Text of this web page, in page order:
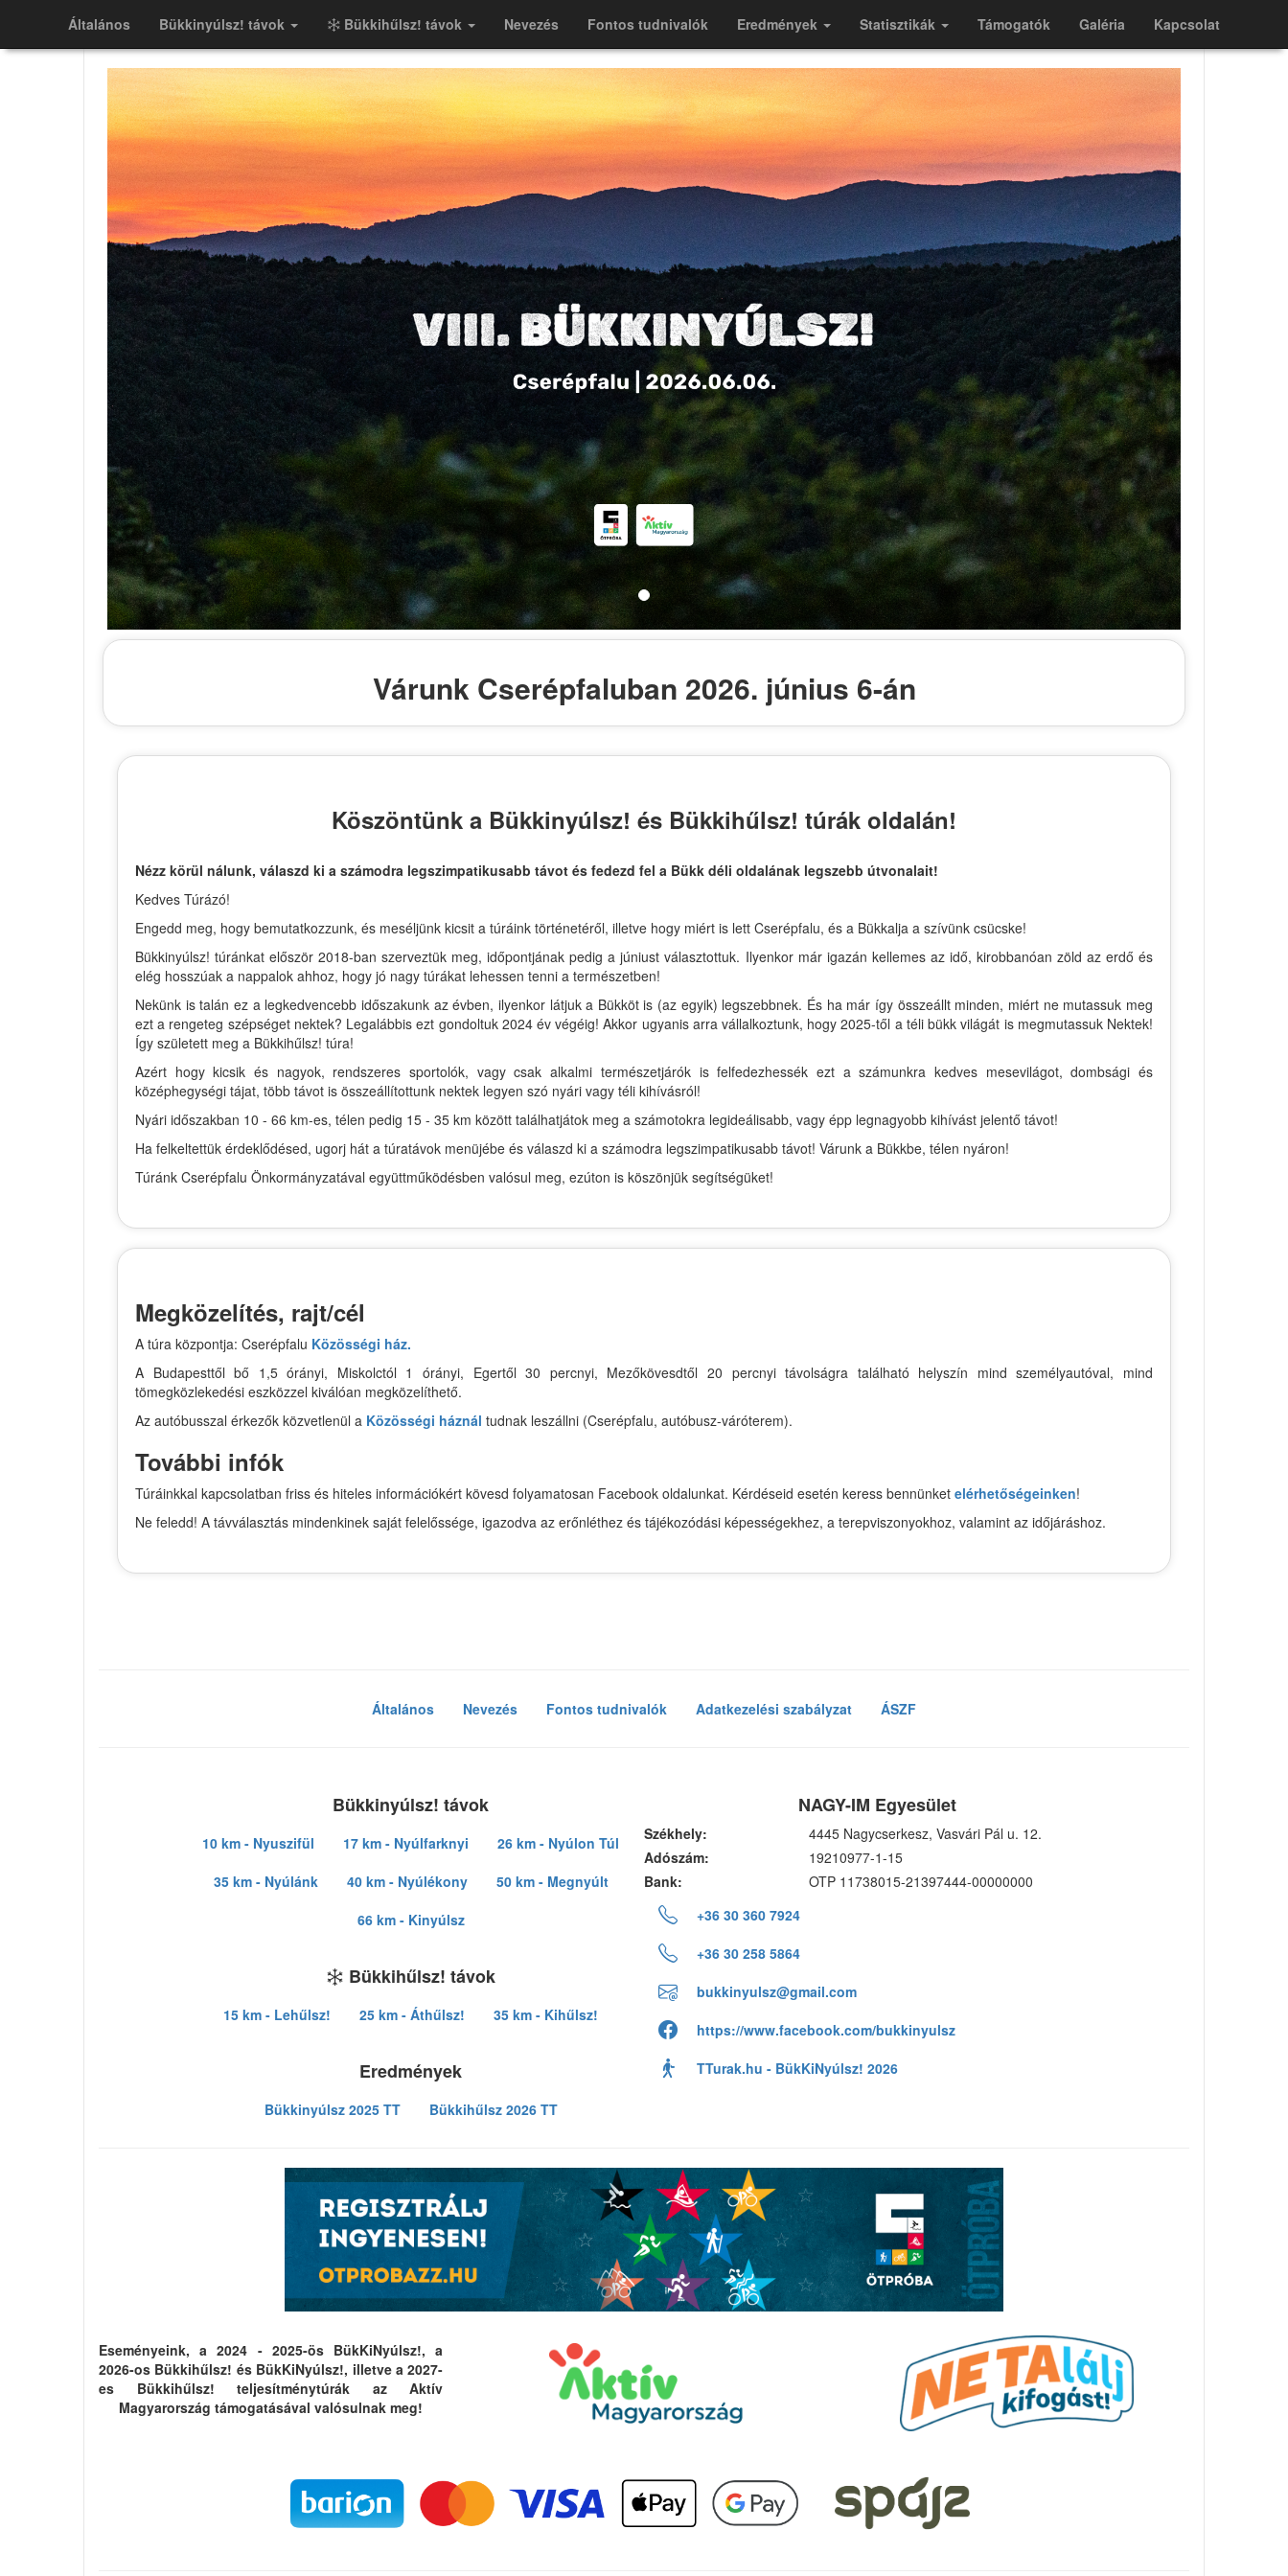
Általános Bükkinyúlsz! távok Bükkihűlsz! távok Nevezés Fontos tudnivalók Eredmények Statisztikák Támogatók Galéria Kapcsolat
Várunk Cserépfaluban 2026. június 6-án
Köszöntünk a Bükkinyúlsz! és Bükkihűlsz! túrák oldalán!
Nézz körül nálunk, válaszd ki a számodra legszimpatikusabb távot és fedezd fel a Bükk déli oldalának legszebb útvonalait!
Kedves Túrázó!
Engedd meg, hogy bemutatkozzunk, és meséljünk kicsit a túráink történetéről, illetve hogy miért is lett Cserépfalu, és a Bükkalja a szívünk csücske!
Bükkinyúlsz! túránkat először 2018-ban szerveztük meg, időpontjának pedig a júniust választottuk. Ilyenkor már igazán kellemes az idő, kirobbanóan zöld az erdő és
elég hosszúak a nappalok ahhoz, hogy jó nagy túrákat lehessen tenni a természetben!
Nekünk is talán ez a legkedvencebb időszakunk az évben, ilyenkor látjuk a Bükköt is (az egyik) legszebbnek. És ha már így összeállt minden, miért ne mutassuk meg
ezt a rengeteg szépséget nektek? Legalábbis ezt gondoltuk 2024 év végéig! Akkor ugyanis arra vállalkoztunk, hogy 2025-től a téli bükk világát is megmutassuk Nektek!
Így született meg a Bükkihűlsz! túra!
Azért hogy kicsik és nagyok, rendszeres sportolók, vagy csak alkalmi természetjárók is felfedezhessék ezt a számunkra kedves mesevilágot, dombsági és
középhegységi tájat, több távot is összeállítottunk nektek legyen szó nyári vagy téli kihívásról!
Nyári időszakban 10 - 66 km-es, télen pedig 15 - 35 km között találhatjátok meg a számotokra legideálisabb, vagy épp legnagyobb kihívást jelentő távot!
Ha felkeltettük érdeklődésed, ugorj hát a túratávok menüjébe és válaszd ki a számodra legszimpatikusabb távot! Várunk a Bükkbe, télen nyáron!
Túránk Cserépfalu Önkormányzatával együttműködésben valósul meg, ezúton is köszönjük segítségüket!
Megközelítés, rajt/cél
A túra központja: Cserépfalu Közösségi ház.
A Budapesttől bő 1,5 órányi, Miskolctól 1 órányi, Egertől 30 percnyi, Mezőkövesdtől 20 percnyi távolságra található helyszín mind személyautóval, mind
tömegközlekedési eszközzel kiválóan megközelíthető.
Az autóbusszal érkezők közvetlenül a Közösségi háznál tudnak leszállni (Cserépfalu, autóbusz-váróterem).
További infók
Túráinkkal kapcsolatban friss és hiteles információkért kövesd folyamatosan Facebook oldalunkat. Kérdéseid esetén keress bennünket elérhetőségeinken!
Ne feledd! A távválasztás mindenkinek saját felelőssége, igazodva az erőnléthez és tájékozódási képességekhez, a terepviszonyokhoz, valamint az időjáráshoz.
Általános Nevezés Fontos tudnivalók Adatkezelési szabályzat ÁSZF
Bükkinyúlsz! távok
10 km - Nyuszifül 17 km - Nyúlfarknyi
26 km - Nyúlon Túl
35 km - Nyúlánk
40 km - Nyúlékony
50 km - Megnyúlt
66 km - Kinyúlsz
Bükkihűlsz! távok
15 km - Lehűlsz! 25 km - Áthűlsz! 35 km - Kihűlsz!
Eredmények
Bükkinyúlsz 2025 TT Bükkihűlsz 2026 TT
NAGY-IM Egyesület
Székhely:
4445 Nagycserkesz, Vasvári Pál u. 12.
Adószám:
19210977-1-15
Bank:
OTP 11738015-21397444-00000000
+36 30 360 7924
+36 30 258 5864
bukkinyulsz@gmail.com
https://www.facebook.com/bukkinyulsz
TTurak.hu - BükKiNyúlsz! 2026
Eseményeink, a 2024 - 2025-ös BükKiNyúlsz!, a
2026-os Bükkihűlsz! és BükKiNyúlsz!, illetve a 2027-
es Bükkihűlsz! teljesítménytúrák az Aktív
Magyarország támogatásával valósulnak meg!